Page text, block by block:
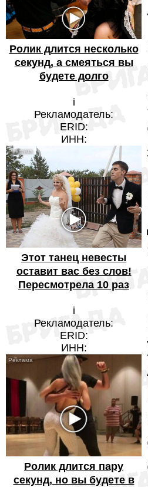
Ролик длится несколько
секунд, а смеяться вы
будете долго
i
Рекламодатель:
ERID:
ИНН:
Этот танец невесты
оставит вас без слов!
Пересмотрела 10 раз
i
Рекламодатель:
ERID:
ИНН:
Ролик длится пару
секунд, но вы будете в